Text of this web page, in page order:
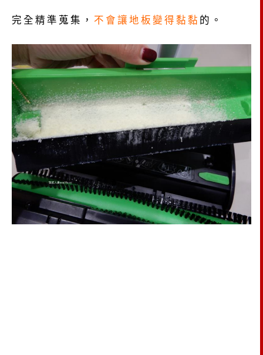
完全精準蒐集， 不會讓地板變得黏黏 的。